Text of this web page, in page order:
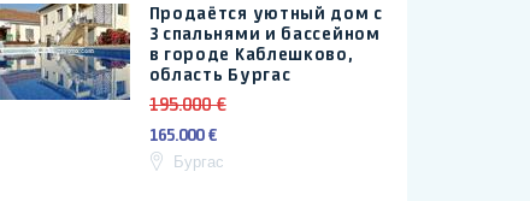
Продаётся уютный дом с
3 спальнями и бассейном
в городе Каблешково,
область Бургас
195.000 €
165.000 €
Бургас